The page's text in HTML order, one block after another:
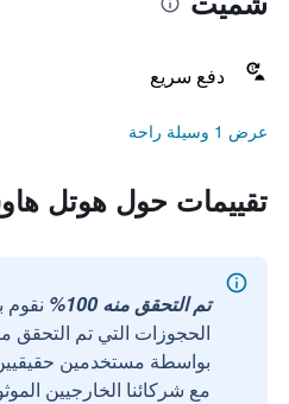
دفع سريع
عرض 1 وسيلة راحة
تقييمات حول هوتل
تم التحقق منه 100%
الحجوزات التي تم التحقق
مع شركائنا الخارجيين